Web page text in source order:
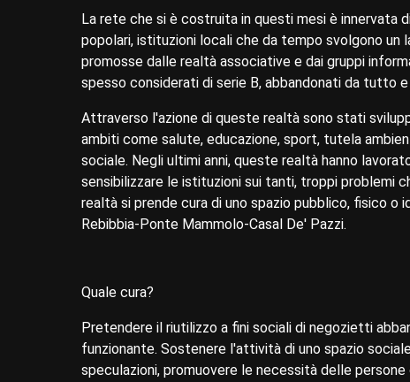
La rete che si è costruita in questi mesi è innervata
popolari, istituzioni locali che da tempo svolgono
promosse dalle realtà associative e dai gruppi
spesso considerati di serie B, abbandonati da tutto
Attraverso l'azione di queste realtà sono stati
ambiti come salute, educazione, sport, tutela
sociale. Negli ultimi anni, queste realtà hanno
sensibilizzare le istituzioni sui tanti, troppi problemi
realtà si prende cura di uno spazio pubblico, fisico
Rebibbia-Ponte Mammolo-Casal De' Pazzi.
Quale cura?
Pretendere il riutilizzo a fini sociali di negozietti
funzionante. Sostenere l'attività di uno spazio
speculazioni, promuovere le necessità delle